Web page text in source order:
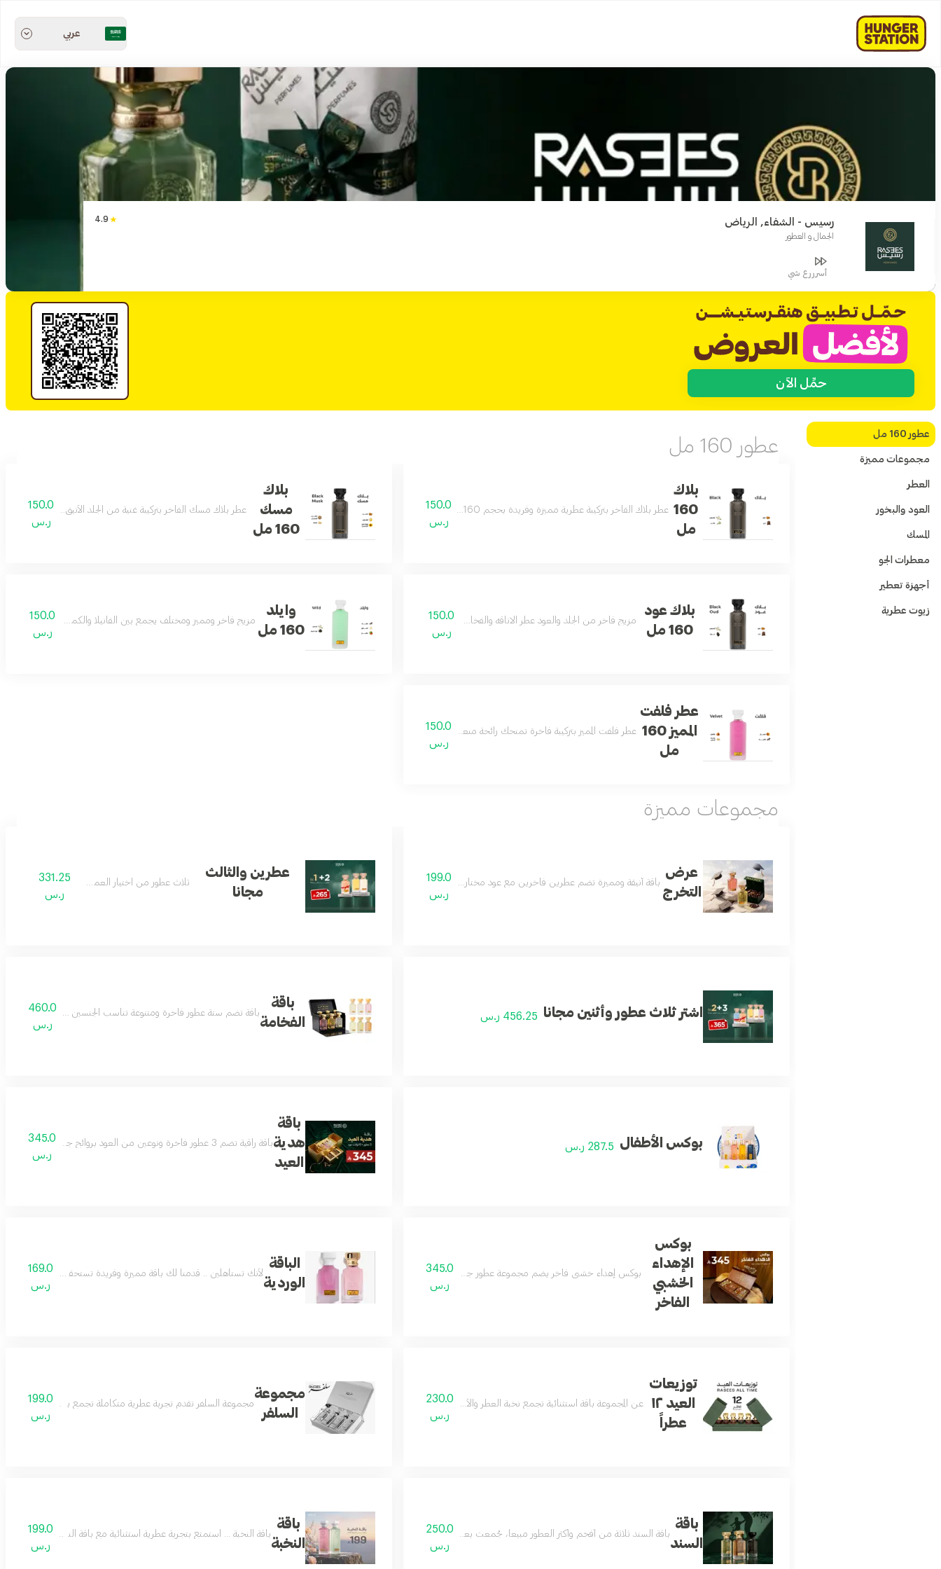
عربي
رسيس - الشفاء, الرياض
الجمال و العطور
4.9
أسرررع شي
حمِّل الآن
عطور 160 مل
مجموعات مميزة
العطر
العود والبخور
المسك
معطرات الجو
أجهزة تعطير
زيوت عطرية
عطور 160 مل
بلاك
160
مل
عطر بلاك الفاخر بتركيبة عطرية مميزة وفريدة بحجم 160 مل يدوم طويلا على البشرة ويمنحك إحساسا بالثقة والأناقة طوال اليوم
150.0
ر.س
بلاك
مسك
160 مل
عطر بلاك مسك الفاخر بتركيبة غنية من الجلد الأنيق والمسك الأصيل
150.0
ر.س
بلاك عود
160 مل
مزيج فاخر من الجلد والعود عطر الاناقه والفخامه وجميع مناسباتك المميزة
150.0
ر.س
وايلد
160 مل
مزيج فاخر ومميز ومختلف يجمع بين الفانيلا والكمثرى والتوت عطر
150.0
ر.س
عطر فلفت
المميز 160
مل
عطر فلفت المميز بتركيبة فاخرة تمنحك رائحة منعشة ومميزة تدوم طويلا لإطلالة أنيقة في جميع المناسبات
150.0
ر.س
مجموعات مميزة
عرض
التخرج
باقة أنيقة ومميزة تضم عطرين فاخرين مع عود مختار بعناية، لتكون هدية مثالية للاحتفال بالتخرج
199.0
ر.س
عطرين والثالث
مجانا
ثلاث عطور من اختيار العميل
331.25
ر.س
اشتر ثلاث عطور وأثنين مجانا 456.25 ر.س
باقة
الفخامة
باقة تضم ستة عطور فاخرة ومتنوعة تناسب الجنسين بروائح جذابة
460.0
ر.س
بوكس الأطفال 287.5 ر.س
باقة
هدية
العيد
باقة راقية تضم 3 عطور فاخرة ونوعين من العود بروائح جذابة ومتنوعة تناسب الجنسين وجميع المناسبات داخل بوكس فاخر وأنيق للإهداء تعكس الذوق الرفيع والفخامة يتم اختيار العطور والعود من الأنواع المتوفرة في المتجر وقد تختلف حسب المخزون
345.0
ر.س
بوكس
الإهداء
الخشبي
الفاخر
بوكس إهداء خشبي فاخر يضم مجموعة عطور جميلة وجديدة مناسبة للجنسين, بتوليفة مميزة من ديفا دير أتلانتس صحارى والعود الأزرق
345.0
ر.س
الباقة
الوردية
لأنك تستاهلين .. قدمنا لك باقة مميزة وفريدة تستحقك.. مكونة
169.0
ر.س
توزيعات
العيد ١٢
عطراً
عن المجموعة باقة استثنائية تجمع نخبة العطر والأكثر تميزًا في تاريخ رسيس، 12 عطراً فاخرًا بحجم ميني 12 مل
230.0
ر.س
مجموعة
السلفر
مجموعة السلفر تقدم تجربة عطرية متكاملة تجمع بين الفاخمة
199.0
ر.س
باقة
السند
باقة السند ثلاثة من أفخم وأكثر العطور مبيعاً، جُمعت بعناية في باقة واحدة لتكون هدية تليق بسند الحياة في يوم الأب. روائح فاخرة، حضور استثنائي، واختيار يعبر عن التقدير بكل أناقة.
250.0
ر.س
باقة
النخبة
باقة النخبة ... استمتع بتجربة عطرية استثنائية مع باقة النخبة، عطرين بحجم 160 مل من مجموعتنا المميزة بسعر خاص. فرصة رائعة للاستمتاع بتشكيلة عطرية تناسب مختلف أوقاتك
199.0
ر.س